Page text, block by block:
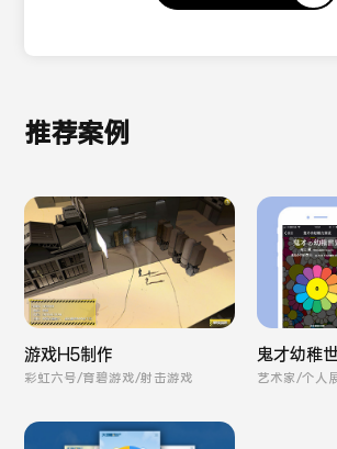
推荐案例
游戏H5制作
彩虹六号/育碧游戏/射击游戏
鬼才幼稚
设计
艺术家/个人